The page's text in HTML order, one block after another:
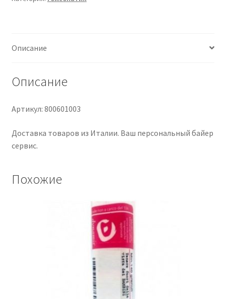
Описание
Описание
Артикул: 800601003
Доставка товаров из Италии. Ваш персональный байер
сервис.
Похожие